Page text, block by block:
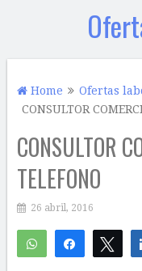
Home
Ofertas
CONSULTOR
CONSULTOR
TELEFONO
26 abril, 2016
WhatsAppCompartir